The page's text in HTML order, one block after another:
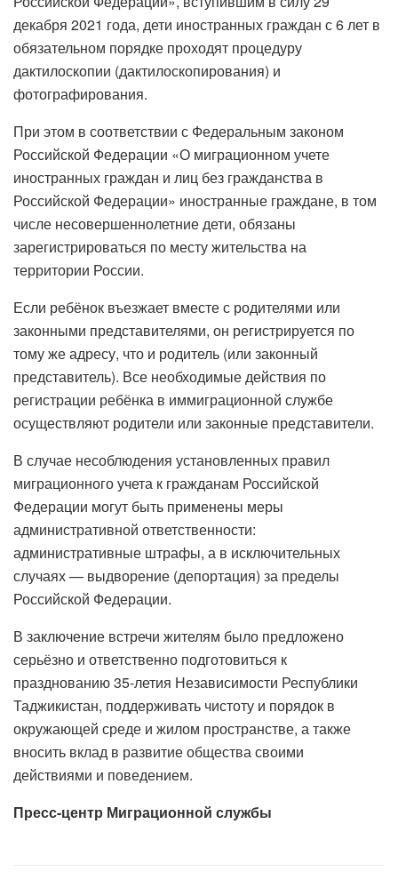
декабря 2021 года, дети иностранных граждан с 6 лет в
обязательном порядке проходят процедуру
дактилоскопии (дактилоскопирования) и
фотографирования.
При этом в соответствии с Федеральным законом
Российской Федерации «О миграционном учете
иностранных граждан и лиц без гражданства в
Российской Федерации» иностранные граждане, в том
числе несовершеннолетние дети, обязаны
зарегистрироваться по месту жительства на
территории России.
Если ребёнок въезжает вместе с родителями или
законными представителями, он регистрируется по
тому же адресу, что и родитель (или законный
представитель). Все необходимые действия по
регистрации ребёнка в иммиграционной службе
осуществляют родители или законные представители.
В случае несоблюдения установленных правил
миграционного учета к гражданам Российской
Федерации могут быть применены меры
административной ответственности:
административные штрафы, а в исключительных
случаях — выдворение (депортация) за пределы
Российской Федерации.
В заключение встречи жителям было предложено
серьёзно и ответственно подготовиться к
празднованию 35-летия Независимости Республики
Таджикистан, поддерживать чистоту и порядок в
окружающей среде и жилом пространстве, а также
вносить вклад в развитие общества своими
действиями и поведением.
Пресс-центр Миграционной службы